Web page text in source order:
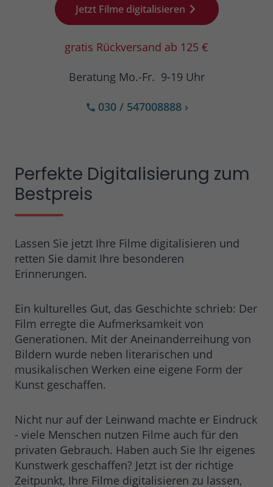
Jetzt Filme digitalisieren
gratis Rückversand ab 125 €
Beratung Mo.-Fr. 9-19 Uhr
030 / 547008888 ›
Perfekte Digitalisierung zum
Bestpreis
Lassen Sie jetzt Ihre Filme digitalisieren und
retten Sie damit Ihre besonderen
Erinnerungen.
Ein kulturelles Gut, das Geschichte schrieb: Der
Film erregte die Aufmerksamkeit von
Generationen. Mit der Aneinanderreihung von
Bildern wurde neben literarischen und
musikalischen Werken eine eigene Form der
Kunst geschaffen.
Nicht nur auf der Leinwand machte er Eindruck
- viele Menschen nutzen Filme auch für den
privaten Gebrauch. Haben auch Sie Ihr eigenes
Kunstwerk geschaffen? Jetzt ist der richtige
Zeitpunkt, Ihre Filme digitalisieren zu lassen,
Laufzeit
Bestimmte Daten werden nur maximal
gesendet. Das Cookie hat eine
Lebensdauer von einer Minute. Solange
Datenübertragungen unterbunden.
Anbieter
Google Ireland Limited, Google Building
Gordon House, 4 Barrow St, Dublin, D04
Enthält eine zufallsgenerierte User-ID.
von früheren Besuchen
zusammenführen.
Name _gid
Google Ireland Limited, Google Building
E5W5, Irland
Laufzeit 24 Stunden
Enthält eine zufallsgenerierte User-ID.
Anhand dieser ID kann Google Analytics
Ihnen zusätzliche Informationen anzubieten.